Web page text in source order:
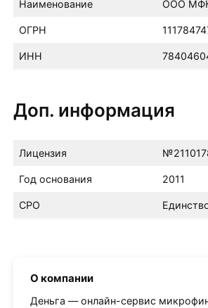
Наименование ООО
ОГРН
ИНН
Доп. информация
Лицензия
Год основания 2011
СРО
О компании
Деньга — онлайн-сервис